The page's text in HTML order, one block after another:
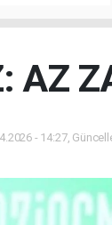
AZ
- 14:27,